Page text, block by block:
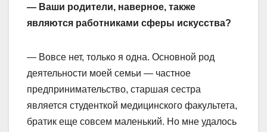
— Ваши родители, наверное, также
являются работниками сферы искусства?
— Вовсе нет, только я одна. Основной род
деятельности моей семьи — частное
предпринимательство, старшая сестра
является студенткой медицинского факультета,
братик еще совсем маленький. Но мне удалось